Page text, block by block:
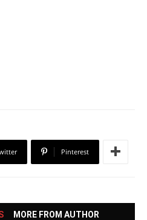
Pinterest
MORE FROM AUTHOR